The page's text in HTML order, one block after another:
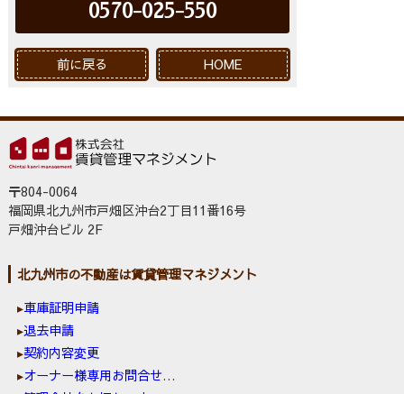
0570-025-550
前に戻る HOME
〒804-0064
福岡県北九州市戸畑区沖台2丁目11番16号
戸畑沖台ビル 2F
北九州市の不動産は賃貸管理マネジメント
車庫証明申請
退去申請
契約内容変更
オーナー様専用お問合せ窓口